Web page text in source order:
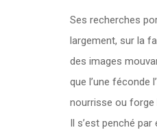
Ses recherches
largement, sur la
des images
que l’une féconde
nourrisse ou forge
Il s’est penché